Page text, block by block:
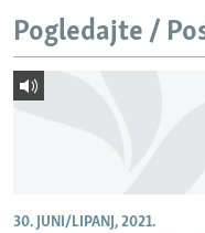
Pogledajte /
30. JUNI/LIPANJ, 2021.